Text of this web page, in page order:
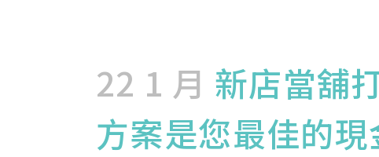
22 1 月 新店當舖
方案是您最佳的